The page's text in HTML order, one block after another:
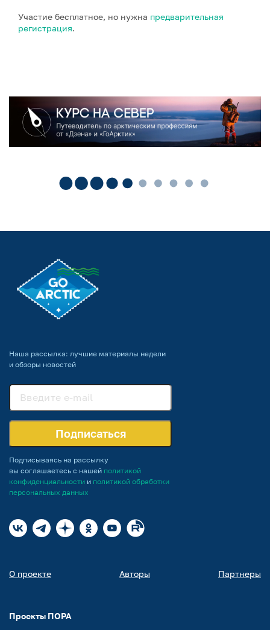
Участие бесплатное, но нужна предварительная
регистрация.
Наша рассылка: лучшие материалы недели
и обзоры новостей
Подписаться
Подписываясь на рассылку
вы соглашаетесь с нашей политикой
конфиденциальности и политикой обработки
персональных данных
О проекте Авторы Партнеры
Проекты ПОРА